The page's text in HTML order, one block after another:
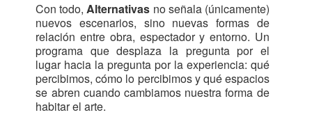
Con todo,Alternativas no señala (únicamente)
nuevos escenarios, sino nuevas formas de
relación entre obra, espectador y entorno. Un
programa que desplaza la pregunta por el
lugar hacia la pregunta por la experiencia: qué
percibimos, cómo lo percibimos y qué espacios
se abren cuando cambiamos nuestra forma de
habitar el arte.